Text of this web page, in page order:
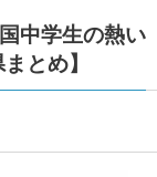
中学生の熱い
とめ】